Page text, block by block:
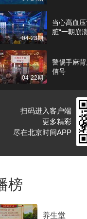
04-23期
当心高血
脏“一朝崩
04-22期
警惕手麻
信号
04-21期
小心“拆东
墙”的肿瘤
04-20期
被忽视的
扫码进入客户端
更多精彩
尽在北京时间APP
榜
养生堂